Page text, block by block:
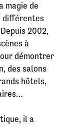
magie de
différentes
2002,
à
démontrer
des salons
hôtels,
il a